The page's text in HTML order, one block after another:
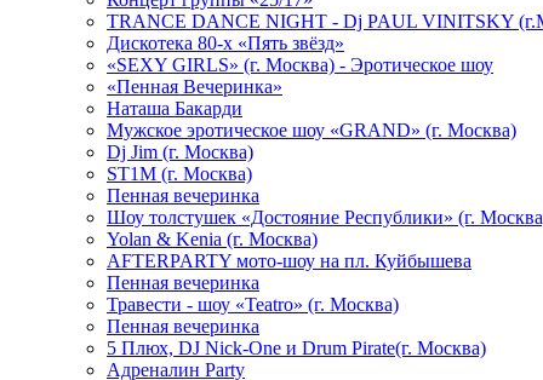
TRANCE DANCE NIGHT - Dj PAUL VINITSKY
Дискотека 80-х «Пять звёзд»
«SEXY GIRLS» (г. Москва) - Эротическое шоу
«Пенная Вечеринка»
Hаташа Бакарди
Мужское эротическое шоу «GRAND» (г. Москва)
Dj Jim (г. Москва)
ST1M (г. Москва)
Пенная вечеринка
Шоу толстушек «Достояние Республики» (г.
Yolan & Kenia (г. Москва)
AFTERPARTY мото-шоу на пл. Куйбышева
Пенная вечеринка
Травести - шоу «Teatro» (г. Москва)
Пенная вечеринка
5 Плюх, DJ Nick-One и Drum Pirate(г. Москва)
Адреналин Party